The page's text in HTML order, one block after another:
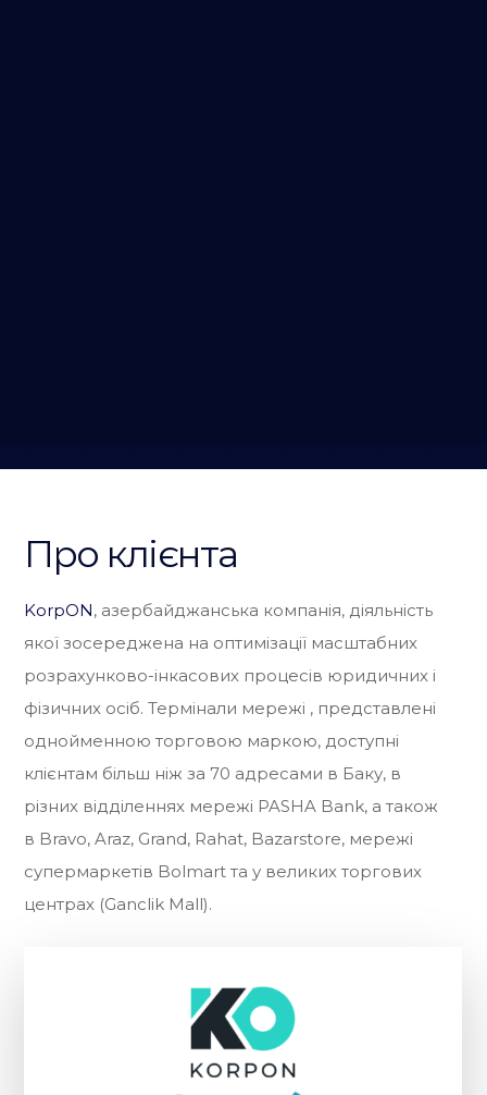
Про клієнта
KorpON, азербайджанська компанія, діяльність
якої зосереджена на оптимізації масштабних
розрахунково-інкасових процесів юридичних і
фізичних осіб. Термінали мережі , представлені
однойменною торговою маркою, доступні
клієнтам більш ніж за 70 адресами в Баку, в
різних відділеннях мережі PASHA Bank, а також
в Bravo, Araz, Grand, Rahat, Bazarstore, мережі
супермаркетів Bolmart та у великих торгових
центрах (Ganclik Mall).